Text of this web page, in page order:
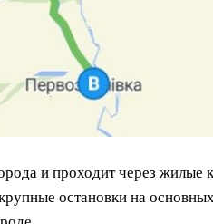
и проходит через жилые
остановки на